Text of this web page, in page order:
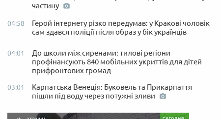
частину
04:58
Герой інтернету різко передумав: у Кракові чоловік
сам здався поліції після образ у бік українців
04:01
До школи між сиренами: тилові регіони
профінансують 840 мобільних укриттів для дітей
прифронтових громад
03:01
Карпатська Венеція: Буковель та Прикарпаття
пішли під воду через потужні зливи